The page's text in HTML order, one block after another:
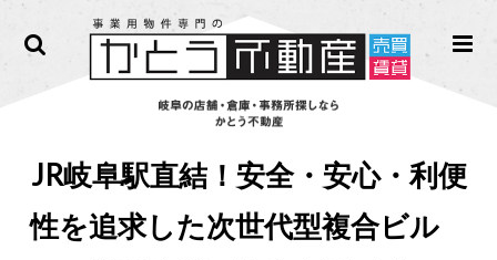
JR岐阜駅直結！安全・安心・利便
性を追求した次世代型複合ビル